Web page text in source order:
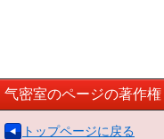
气密室のページの著作権
トップページに戻る